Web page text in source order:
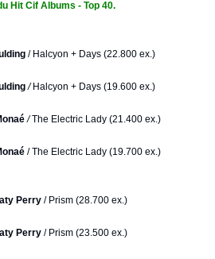
Hit Cif Albums - Top 40.
/ Halcyon + Days (22.800 ex.)
/Halcyon + Days (19.600 ex.)
/The Electric Lady (21.400 ex.)
/ The Electric Lady (19.700 ex.)
Perry / Prism (28.700 ex.)
Perry/ Prism (23.500 ex.)